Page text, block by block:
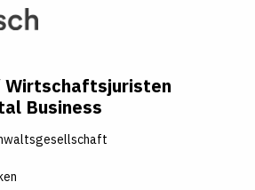
Wirtschaftsjuristen
Business